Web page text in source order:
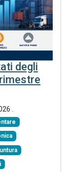
degli